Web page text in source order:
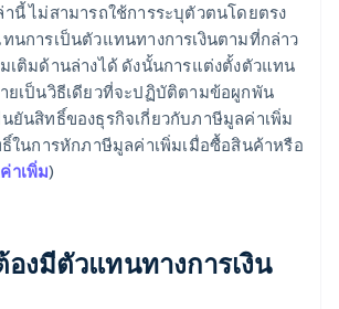
นี้ ไม่สามารถใช้การระบุตัวตนโดยตรง
นการเป็นตัวแทนทางการเงินตามที่กล่าว
มเติมด้านล่างได้ ดังนั้นการแต่งตั้งตัวแทน
ายเป็นวิธีเดียวที่จะปฏิบัติตามข้อผูกพัน
นยันสิทธิ์ของธุรกิจเกี่ยวกับภาษีมูลค่าเพิ่ม
ในการหักภาษีมูลค่าเพิ่มเมื่อซื้อสินค้าหรือ
าเพิ่ม)
งมีตัวแทนทางการเงิน